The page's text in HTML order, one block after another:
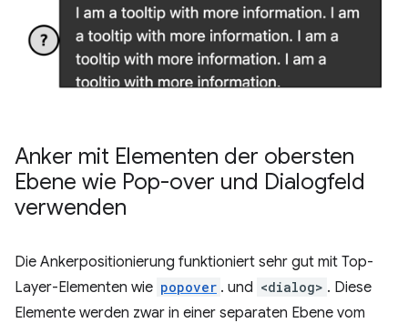
Anker mit Elementen der obersten
Ebene wie Pop-over und Dialogfeld
verwenden
Die Ankerpositionierung funktioniert sehr gut mit Top-
Layer-Elementen wie popover . und <dialog> . Diese
Elemente werden zwar in einer separaten Ebene vom